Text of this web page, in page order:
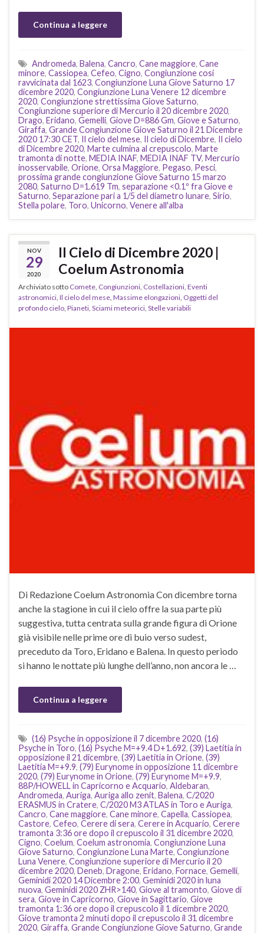
Continua a leggere
Andromeda, Balena, Cancro, Cane maggiore, Cane
minore, Cassiopea, Cefeo, Cigno, Congiunzione cosí
ravvicinata dal 1623, Congiunzione Luna Giove Saturno 17
dicembre 2020, Congiunzione Luna Venere 12 dicembre
2020, Congiunzione strettissima Giove Saturno,
Congiunzione superiore di Mercurio il 20 dicembre 2020,
Drago, Eridano, Gemelli, Giove D=886 Gm, Giove e Saturno,
Giraffa, Grande Congiunzione Giove Saturno il 21 Dicembre
2020 17:30 CET, Il cielo del mese, Il cielo di Dicembre, Il cielo
di Dicembre 2020, Marte culmina al crepuscolo, Marte
tramonta di notte, MEDIA INAF, MEDIA INAF TV, Mercurio
inosservabile, Orione, Orsa Maggiore, Pegaso, Pesci,
prossima grande congiunzione Giove Saturno 15 marzo
2080, Saturno D=1.619 Tm, separazione <0.1º fra Giove e
Saturno, Separazione pari a 1/5 del diametro lunare, Sirio,
Stella polare, Toro, Unicorno, Venere all'alba
NOV
29
2020
Il Cielo di Dicembre 2020 |
Coelum Astronomia
Archiviato sotto Comete, Congiunzioni, Costellazioni, Eventi
astronomici, Il cielo del mese, Massime elongazioni, Oggetti del
profondo cielo, Pianeti, Sciami meteorici, Stelle variabili
Di Redazione Coelum Astronomia Con dicembre torna
anche la stagione in cui il cielo offre la sua parte più
suggestiva, tutta centrata sulla grande figura di Orione
già visibile nelle prime ore di buio verso sudest,
preceduto da Toro, Eridano e Balena. In questo periodo
si hanno le nottate più lunghe dell’anno, non ancora le …
Continua a leggere
(16) Psyche in opposizione il 7 dicembre 2020, (16)
Psyche in Toro, (16) Psyche M=+9.4 D+1.692, (39) Laetitia in
opposizione il 21 dicembre, (39) Laetitia in Orione, (39)
Laetitia M=+9.9, (79) Eurynome in opposizione 11 dicembre
2020, (79) Eurynome in Orione, (79) Eurynome M=+9.9,
88P/HOWELL in Capricorno e Acquario, Aldebaran,
Andromeda, Auriga, Auriga allo zenit, Balena, C/2020
ERASMUS in Cratere, C/2020 M3 ATLAS in Toro e Auriga,
Cancro, Cane maggiore, Cane minore, Capella, Cassiopea,
Castore, Cefeo, Cerere di sera, Cerere in Acquario, Cerere
tramonta 3:36 ore dopo il crepuscolo il 31 dicembre 2020,
Cigno, Coelum, Coelum astronomia, Congiunzione Luna
Giove Saturno, Congiunzione Luna Marte, Congiunzione
Luna Venere, Congiunzione superiore di Mercurio il 20
dicembre 2020, Deneb, Dragone, Eridano, Fornace, Gemelli,
Geminidi 2020 14 Dicembre 2:00, Geminidi 2020 in luna
nuova, Geminidi 2020 ZHR>140, Giove al tramonto, Giove di
sera, Giove in Capricorno, Giove in Sagittario, Giove
tramonta 1:36 ore dopo il crepuscolo il 1 dicembre 2020,
Giove tramonta 2 minuti dopo il crepuscolo il 31 dicembre
2020, Giraffa, Grande Congiunzione Giove Saturno, Grande